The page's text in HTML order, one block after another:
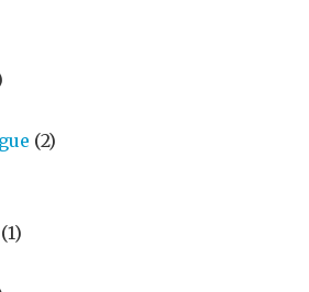
(2)
(1)